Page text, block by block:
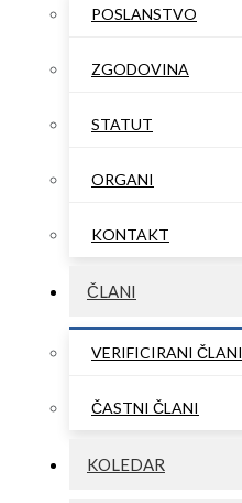
POSLANSTVO
ZGODOVINA
STATUT
ORGANI
KONTAKT
ČLANI
VERIFICIRANI ČLANI
ČASTNI ČLANI
KOLEDAR